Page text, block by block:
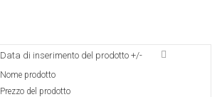
Data di inserimento del prodotto +/-
Nome prodotto
Prezzo del prodotto